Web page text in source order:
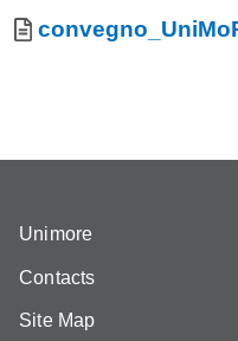
Allegati
Document
Unimore
Contacts
Site Map